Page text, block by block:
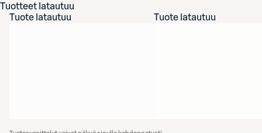
Tuotteet latautuu
Tuote latautuu
Tuote latautuu